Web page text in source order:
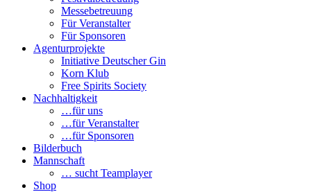
Messebetreuung
Für Veranstalter
Für Sponsoren
Agenturprojekte
Initiative Deutscher Gin
Korn Klub
Free Spirits Society
Nachhaltigkeit
…für uns
…für Veranstalter
…für Sponsoren
Bilderbuch
Mannschaft
… sucht Teamplayer
Shop